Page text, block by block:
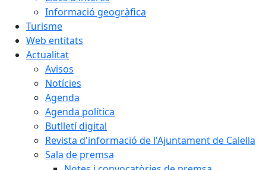
Informació geogràfica
Turisme
Web entitats
Actualitat
Avisos
Notícies
Agenda
Agenda política
Butlletí digital
Revista d'informació de l'Ajuntament de Calella
Sala de premsa